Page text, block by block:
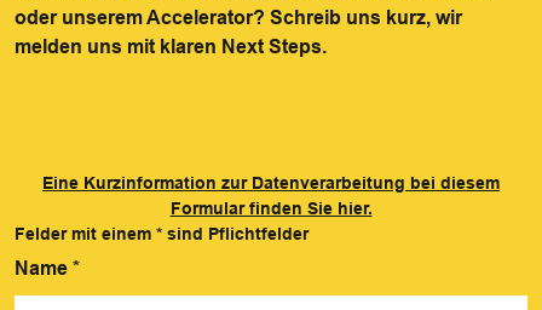
oder unserem Accelerator? Schreib uns kurz, wir
melden uns mit klaren Next Steps.
Eine Kurzinformation zur Datenverarbeitung bei diesem
Formular finden Sie hier.
Felder mit einem * sind Pflichtfelder
Name *